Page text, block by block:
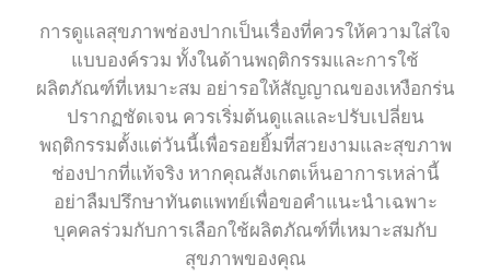
การดูแลสุขภาพช่องปากเป็นเรื่องที่ควรให้ความใส่ใจ
แบบองค์รวม ทั้งในด้านพฤติกรรมและการใช้
ผลิตภัณฑ์ที่เหมาะสม อย่ารอให้สัญญาณของเหงือกร่น
ปรากฏชัดเจน ควรเริ่มต้นดูแลและปรับเปลี่ยน
พฤติกรรมตั้งแต่วันนี้เพื่อรอยยิ้มที่สวยงามและสุขภาพ
ช่องปากที่แท้จริง หากคุณสังเกตเห็นอาการเหล่านี้
อย่าลืมปรึกษาทันตแพทย์เพื่อขอคำแนะนำเฉพาะ
บุคคลร่วมกับการเลือกใช้ผลิตภัณฑ์ที่เหมาะสมกับ
สุขภาพของคุณ